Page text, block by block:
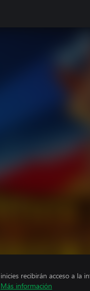
recibirán acceso a la
Más información